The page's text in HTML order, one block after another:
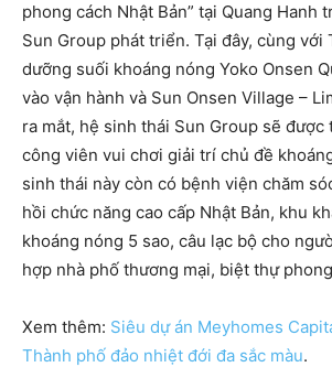
phong cách Nhật Bản” tại Quang Hanh
Sun Group phát triển. Tại đây, cùng với
dưỡng suối khoáng nóng Yoko Onsen
vào vận hành và Sun Onsen Village –
ra mắt, hệ sinh thái Sun Group sẽ
công viên vui chơi giải trí chủ đề
sinh thái này còn có bệnh viện chăm
hồi chức năng cao cấp Nhật Bản, khu
khoáng nóng 5 sao, câu lạc bộ cho
hợp nhà phố thương mại, biệt thự
Xem thêm: Siêu dự án Meyhomes
Thành phố đảo nhiệt đới đa sắc màu.